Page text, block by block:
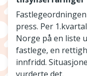
press. Per
Norge på en liste
fastlege, en
innfridd.